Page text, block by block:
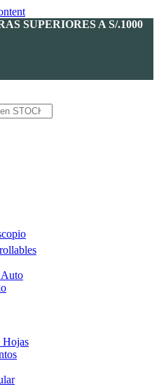
SUPERIORES A S/.1000
Auto
Hojas